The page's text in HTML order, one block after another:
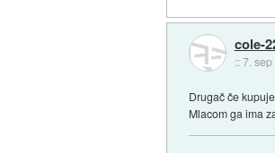
cole-
::7. sep
Drugač če
Mlacom ga ima